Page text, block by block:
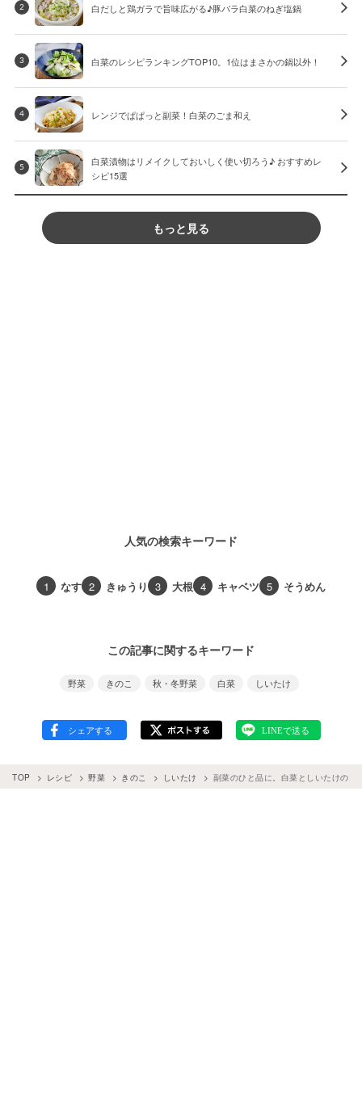
2 白だしと鶏ガラで旨味広がる♪豚バラ白菜のねぎ塩鍋
3 白菜のレシピランキングTOP10。1位はまさかの鍋以外！
4 レンジでぱぱっと副菜！白菜のごま和え
5
白菜漬物はリメイクしておいしく使い切ろう♪ おすすめレ
シピ15選
もっと見る
人気の検索キーワード
1 なす 2 きゅうり 3 大根 4 キャベツ 5 そうめん
この記事に関するキーワード
野菜 きのこ 秋・冬野菜 白菜 しいたけ
TOP レシピ 野菜 きのこ しいたけ 副菜のひと品に。白菜としいたけのオ